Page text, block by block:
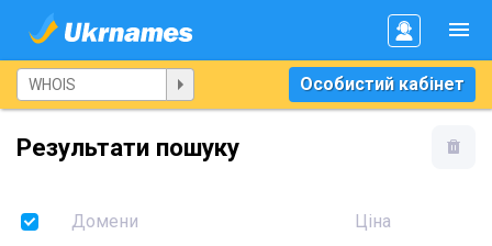
Особистий кабінет
Результати пошуку
Домени Ціна